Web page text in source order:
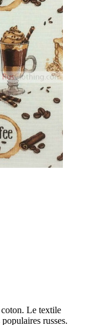
coton. Le textile
russes.